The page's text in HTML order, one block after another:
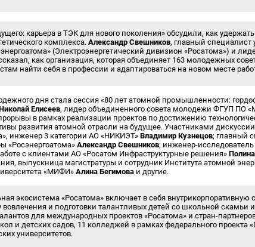
карьера в ТЭК для нового поколения» обсудили, как
комплекса.Александр Свешников, главный специалист
(Электроэнергетический дивизион «Росатома») и
как организация, которая объединяет 163 молодежных
найти себя в профессии и адаптироваться на новом месте
дня стала сессия «80 лет атомной промышленности:
Елисеев, лидер объединенного совета молодежи ФГУП ПО
в рамках реализации проектов по достижению
развития атомной отрасли на будущее. Участниками
инженер 3 категории АО «НИКИЭТ»Владимир Кузнецов; главный
«Росэнергоатома»Александр Свешников; инженер-
с клиентами АО «Росатом Инфраструктурные решения»
выпускница магистратуры и сотрудник Института атомной
«МИФИ»Алина Бегимова и другие.
экосистема «Росатома» включает в себя внутрикорпоративную
вовлечения и подготовки талантливых детей со школьной скамьи
для международных проектов «Росатома» и стран-
и детских садов, 11 колледжей в рамках федерального проекта
университетов.